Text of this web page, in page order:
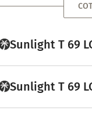
Sunlight T 69
Sunlight T 69